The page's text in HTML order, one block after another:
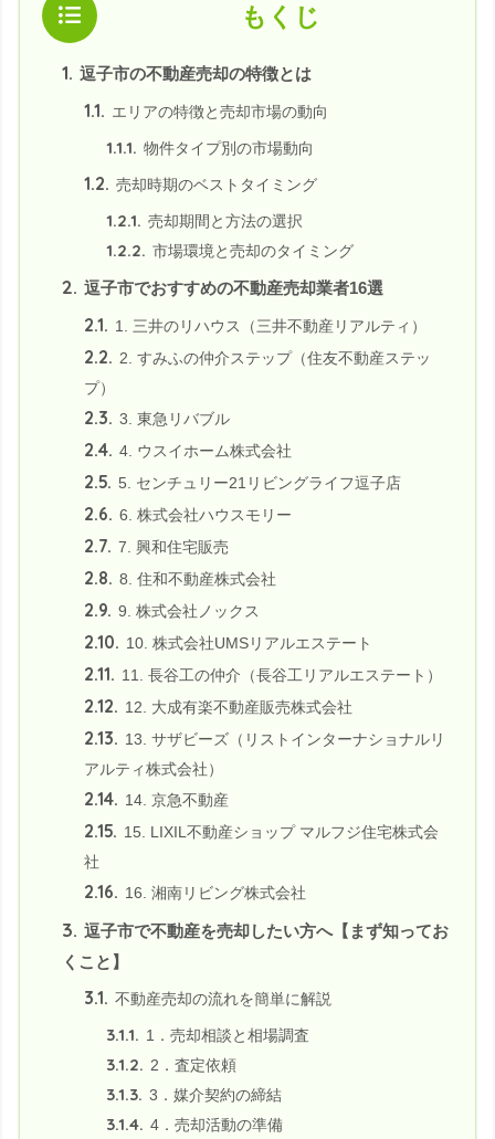
もくじ
1. 逗子市の不動産売却の特徴とは
1.1. エリアの特徴と売却市場の動向
1.1.1. 物件タイプ別の市場動向
1.2. 売却時期のベストタイミング
1.2.1. 売却期間と方法の選択
1.2.2. 市場環境と売却のタイミング
2. 逗子市でおすすめの不動産売却業者16選
2.1. 1. 三井のリハウス（三井不動産リアルティ）
2.2. 2. すみふの仲介ステップ（住友不動産ステッ
プ）
2.3. 3. 東急リバブル
2.4. 4. ウスイホーム株式会社
2.5. 5. センチュリー21リビングライフ逗子店
2.6. 6. 株式会社ハウスモリー
2.7. 7. 興和住宅販売
2.8. 8. 住和不動産株式会社
2.9. 9. 株式会社ノックス
2.10. 10. 株式会社UMSリアルエステート
2.11. 11. 長谷工の仲介（長谷工リアルエステート）
2.12. 12. 大成有楽不動産販売株式会社
2.13. 13. サザビーズ（リストインターナショナルリ
アルティ株式会社）
2.14. 14. 京急不動産
2.15. 15. LIXIL不動産ショップ マルフジ住宅株式会
社
2.16. 16. 湘南リビング株式会社
3. 逗子市で不動産を売却したい方へ【まず知ってお
くこと】
3.1. 不動産売却の流れを簡単に解説
3.1.1. 1．売却相談と相場調査
3.1.2. 2．査定依頼
3.1.3. 3．媒介契約の締結
3.1.4. 4．売却活動の準備